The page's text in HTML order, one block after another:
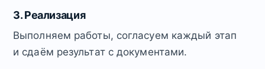
3. Реализация
Выполняем работы, согласуем каждый этап
и сдаём результат с документами.